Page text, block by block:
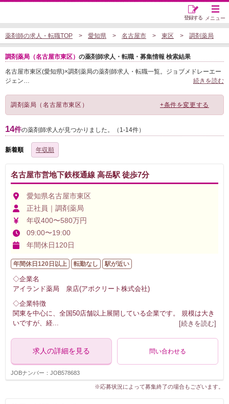
メニュー
登録する
薬剤師の求人・転職TOP 愛知県 名古屋市 東区 調剤薬局
調剤薬局（名古屋市東区） の薬剤師求人・転職・募集情報 検索結果
名古屋市東区(愛知県)×調剤薬局の薬剤師求人・転職一覧。ジョブメドレーエー
ジェン… 続きを読む
調剤薬局（名古屋市東区） +条件を変更する
14件の薬剤師求人が見つかりました。（1-14件）
新着順 年収順
名古屋市営地下鉄桜通線 高岳駅 徒歩7分
愛知県名古屋市東区
正社員｜調剤薬局
年収400〜580万円
09:00〜19:00
年間休日120日
年間休日120日以上 転勤なし 駅が近い
◇企業名
アイランド薬局 泉店(アポクリート株式会社)
◇企業特徴
関東を中心に、全国50店舗以上展開している企業です。 規模は大き
いですが、経... [続きを読む]
求人の詳細を見る 問い合わせる
JOBナンバー：JOB578683
※応募状況によって募集終了の場合もございます。